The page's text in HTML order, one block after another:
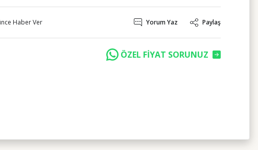
Haber Ver Yorum Yaz Paylaş
ÖZEL FİYAT SORUNUZ